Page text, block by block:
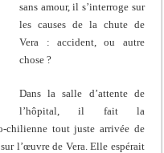
sans amour, il s’interroge sur
les causes de la chute de
Vera : accident, ou autre
chose ?
Dans la salle d’attente de
l’hôpital, il fait la
chilienne tout juste arrivée de
l’œuvre de Vera. Elle espérait